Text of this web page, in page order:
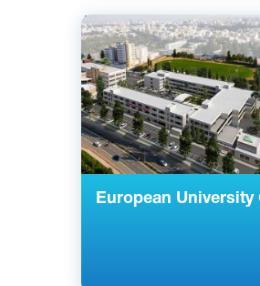
European University
Английский
Греческий
Никосия, Кипр
Частный